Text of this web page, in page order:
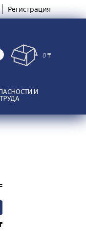
Регистрация
0 ₸
И